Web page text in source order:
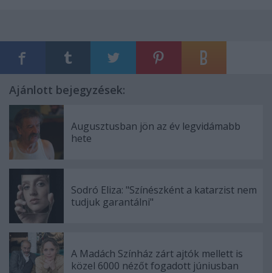
Ajánlott bejegyzések:
Augusztusban jön az év legvidámabb
hete
Sodró Eliza: "Színészként a katarzist nem
tudjuk garantálni"
A Madách Színház zárt ajtók mellett is
közel 6000 nézőt fogadott júniusban